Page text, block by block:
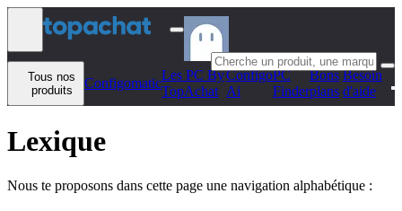
Aller au contenu
Tous nos
produits
Configomatic
Les PC By
TopAchat
Configo
Ai
PC
Finder
Bons
plans
Besoin
d'aide
Lexique
Nous te proposons dans cette page une navigation alphabétique :